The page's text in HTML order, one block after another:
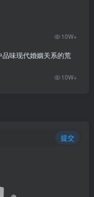
10W+
品味现代婚姻关系的荒
10W+
提交